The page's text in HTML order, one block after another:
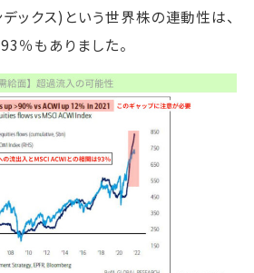
デックス)という世界株の連動性は、
％もありました。